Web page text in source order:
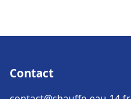
Contact